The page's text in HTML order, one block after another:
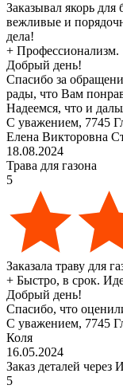
Заказывал якорь
вежливые и
дела!
+ Профессионализм.
Добрый день!
Спасибо за
рады, что Вам
Надеемся, что и
С уважением, 7745
Елена Викторовна
18.08.2024
Трава для газона
5
Заказала траву для
+ Быстро, в срок.
Добрый день!
Спасибо, что
С уважением, 7745
Коля
16.05.2024
Заказ деталей через
5